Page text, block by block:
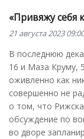
«Привяжу себя
21 августа 2023 09:00
В последнюю
16 и Маза Круму,
оживленно как
совершенно не
о том, что
обсуждение по
во дворе